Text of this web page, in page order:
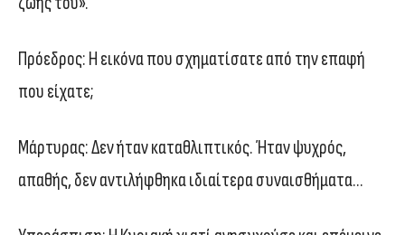
Πρόεδρος: Η εικόνα που σχηματίσατε από την επαφή
που είχατε;
Μάρτυρας: Δεν ήταν καταθλιπτικός. Ήταν ψυχρός,
απαθής, δεν αντιλήφθηκα ιδιαίτερα συναισθήματα…